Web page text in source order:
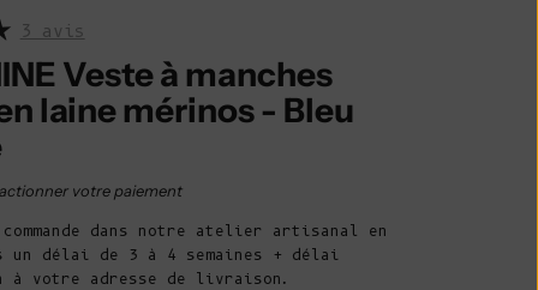
$)
Bolivie (BOB
Bs.)
3 avis
Veste à manches
laine mérinos - Bleu
ventevotre paiement
dans notre atelier artisanal en
un délai de 3 à 4 semaines + délai
à votre adresse de livraison.